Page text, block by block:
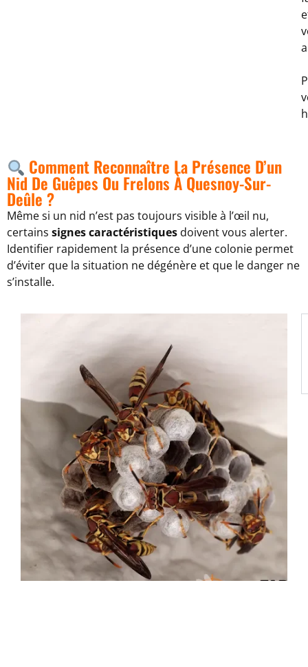
Comment Reconnaître La Présence D’un
Nid De Guêpes Ou Frelons À Quesnoy-Sur-
Deûle ?
Même si un nid n’est pas toujours visible à l’œil nu,
certains signes caractéristiques doivent vous alerter.
Identifier rapidement la présence d’une colonie permet
d’éviter que la situation ne dégénère et que le danger ne
s’installe.